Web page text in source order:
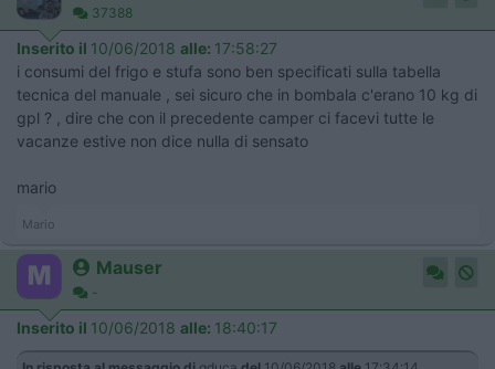
37388
Inserito il 10/06/2018 alle: 17:58:27
i consumi del frigo e stufa sono ben specificati sulla tabella
tecnica del manuale , sei sicuro che in bombala c'erano 10 kg di
gpl ? , dire che con il precedente camper ci facevi tutte le
vacanze estive non dice nulla di sensato
mario
Mario
Mauser
-
Inserito il 10/06/2018 alle: 18:40:17